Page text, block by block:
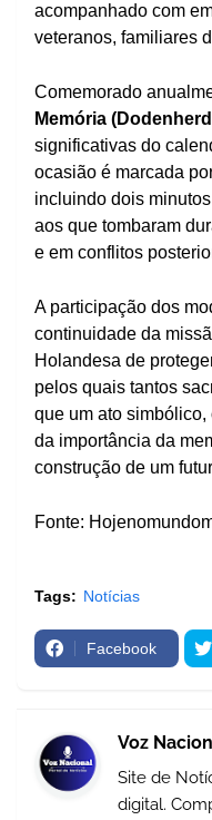
acompanhado com
veteranos, familiares
Comemorado
Memória
significativas do
ocasião é marcada
incluindo dois
aos que tombaram
e em conflitos
A participação dos
continuidade da
Holandesa de
pelos quais tantos
que um ato
da importância da
construção de um
Fonte:
Tags: Notícias
Facebook
Voz
Site de
digital.